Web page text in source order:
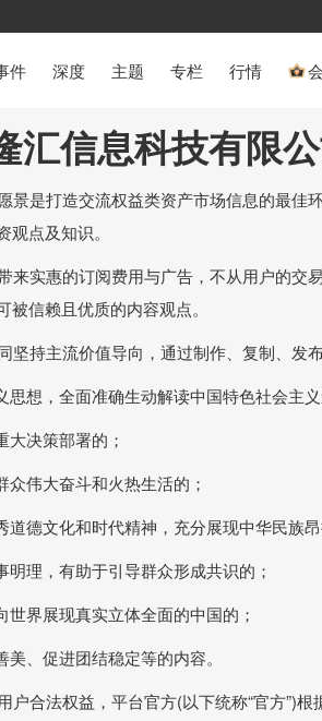
件 深度 主题 专栏 行情
汇信息科技有限
景是打造交流权益类资产市场信息的最
点及知识。
来实惠的订阅费用与广告，不从用户的
信赖且优质的内容观点。
坚持主流价值导向，通过制作、复制、发
想，全面准确生动解读中国特色社会主
决策部署的；
伟大奋斗和火热生活的；
德文化和时代精神，充分展现中华民族
理，有助于引导群众形成共识的；
界展现真实立体全面的中国的；
、促进团结稳定等的内容。
户合法权益，平台官方(以下统称“官方”)